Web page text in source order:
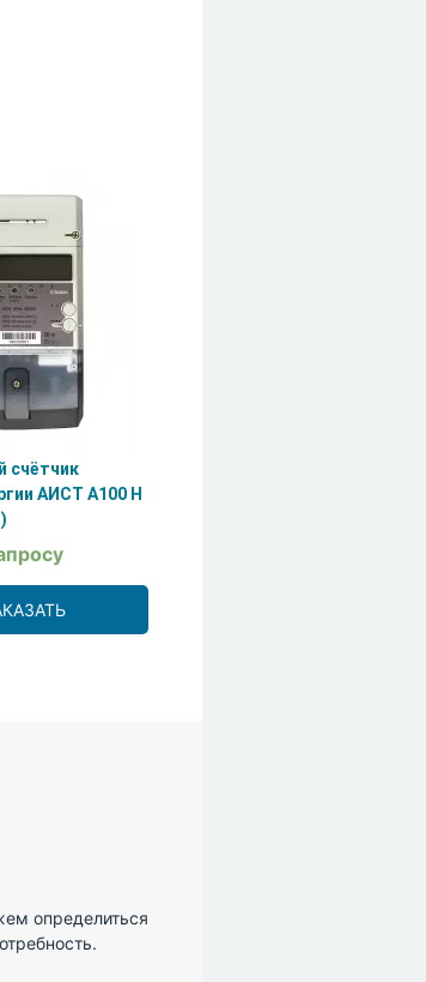
счётчик
АИСТ А100 H
определиться